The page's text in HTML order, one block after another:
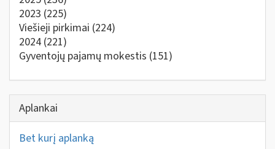
2023 (225)
Viešieji pirkimai (224)
2024 (221)
Gyventojų pajamų mokestis (151)
Aplankai
Bet kurį aplanką